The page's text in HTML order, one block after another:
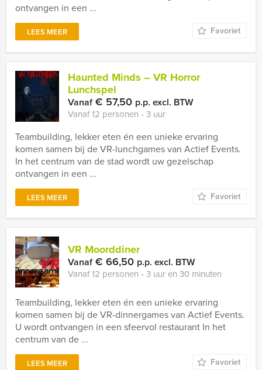
ontvangen in een ...
LEES MEER Favoriet
Haunted Minds – VR Horror
Lunchspel
Vanaf€ 57,50 p.p. excl. BTW
Vanaf 12 personen ‐ 3 uur
Teambuilding, lekker eten én een unieke ervaring
komen samen bij de VR-lunchgames van Actief Events.
In het centrum van de stad wordt uw gezelschap
ontvangen in een ...
LEES MEER Favoriet
VR Moorddiner
Vanaf€ 66,50 p.p. excl. BTW
Vanaf 12 personen ‐ 3 uur en 30 minuten
Teambuilding, lekker eten én een unieke ervaring
komen samen bij de VR-dinnergames van Actief Events.
U wordt ontvangen in een sfeervol restaurant In het
centrum van de ...
LEES MEER Favoriet